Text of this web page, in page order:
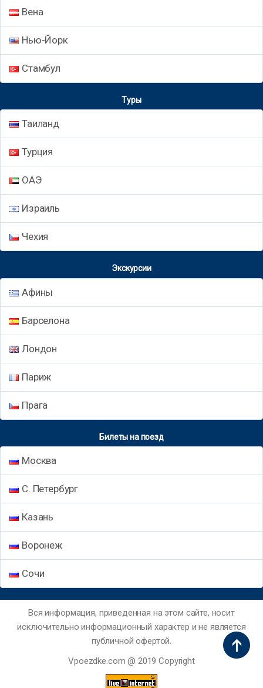
Вена
Нью-Йорк
Стамбул
Туры
Таиланд
Турция
ОАЭ
Израиль
Чехия
Экскурсии
Афины
Барселона
Лондон
Париж
Прага
Билеты на поезд
Москва
С. Петербург
Казань
Воронеж
Сочи
Вся информация, приведенная на этом сайте, носит
исключительно информационный характер и не является
публичной офертой.
Vpoezdke.com @ 2019 Copyright